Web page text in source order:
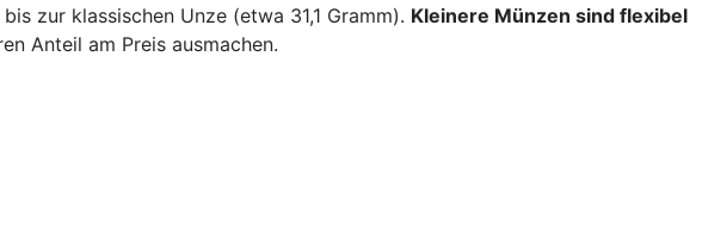
zur klassischen Unze (etwa 31,1 Gramm). Kleinere Münzen sind flexibel
Anteil am Preis ausmachen.